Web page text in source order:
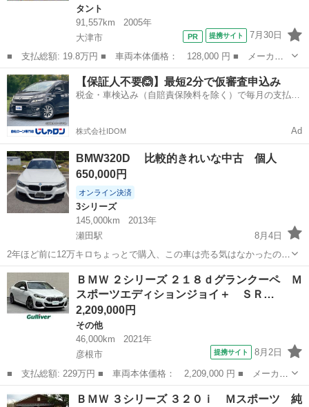
ルーズコントロール
／コーナーセンサー
タント
91,557km
2005年
大津市
提携サイト 7月30日
■ 支払総額: 19.8万円 ■ 車両本体価格： 128,000 円 ■ メーカー
名： ダイハツ ■ 車種名： タント ■ グレード名： Ｌ 禁煙
車 走行距離９．１万ｋｍ タイミングベルト交換不要 マニュアル
エアコン ＣＤ...
滋賀 大津市 タント 走行距離
【保証人不要🙆】最短2分で仮審査申込み
税金・車検込み（自賠責保険料を除く）で毎月の支払額
株式会社IDOM Ad
BMW320D 比較的きれいな中古 個人
650,000円
オンライン決済
3シリーズ
145,000km
2013年
瀬田駅
8月4日
2年ほど前に12万キロちょっとで購入、この車は売る気はなかったので
すが自営の仕事で少し大きめの荷物が詰める車が必要になり最近別の
車両を購入し、このBMはこの3カ月ほど維持する程度にしか乗ってい
ません。現在145000KMぐら...
滋賀 草津市 3シリーズ
ＢＭＷ ２シリーズ ２１８ｄグランクーペ Ｍ
スポーツエディションジョイ＋ ＳＲ…
2,209,000円
その他
46,000km
2021年
彦根市
提携サイト 8月2日
■ 支払総額: 229万円 ■ 車両本体価格： 2,209,000 円 ■ メーカー
名： ＢＭＷ ■ 車種名： ２シリーズ ■ グレード名： ２１８ｄ
グランクーペ Ｍスポーツエディションジョイ＋ ＳＲ／ｉＤｒｉｖ
彦根市
ＢＭＷ ３シリーズ ３２０ｉ Ｍスポーツ 純